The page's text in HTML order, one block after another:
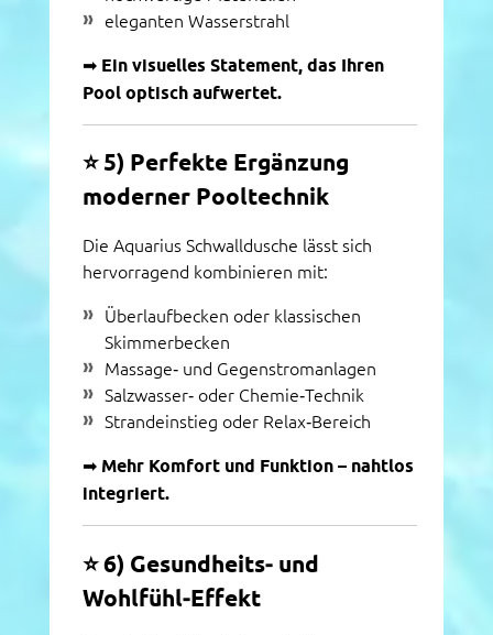
eleganten Wasserstrahl
➡ Ein visuelles Statement, das Ihren
Pool optisch aufwertet.
⭐ 5) Perfekte Ergänzung
moderner Pooltechnik
Die Aquarius Schwalldusche lässt sich
hervorragend kombinieren mit:
Überlaufbecken oder klassischen
Skimmerbecken
Massage‑ und Gegenstromanlagen
Salzwasser‑ oder Chemie‑Technik
Strandeinstieg oder Relax‑Bereich
➡ Mehr Komfort und Funktion – nahtlos
integriert.
⭐6) Gesundheits‑ und
Wohlfühl‑Effekt